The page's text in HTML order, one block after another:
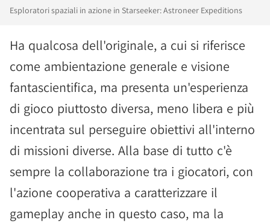
Esploratori spaziali in azione in Starseeker: Astroneer Expeditions
Ha qualcosa dell'originale, a cui si riferisce
come ambientazione generale e visione
fantascientifica, ma presenta un'esperienza
di gioco piuttosto diversa, meno libera e più
incentrata sul perseguire obiettivi all'interno
di missioni diverse. Alla base di tutto c'è
sempre la collaborazione tra i giocatori, con
l'azione cooperativa a caratterizzare il
gameplay anche in questo caso, ma la